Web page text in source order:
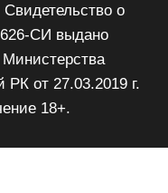
о
СИ выдано
от 27.03.2019 г.
18+.